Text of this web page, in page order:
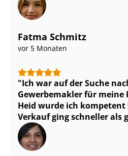
Fatma Schmitz
vor 5 Monaten
Ich war auf der Suche
Gewerbemakler für meine
Heid wurde ich
Verkauf ging schneller als